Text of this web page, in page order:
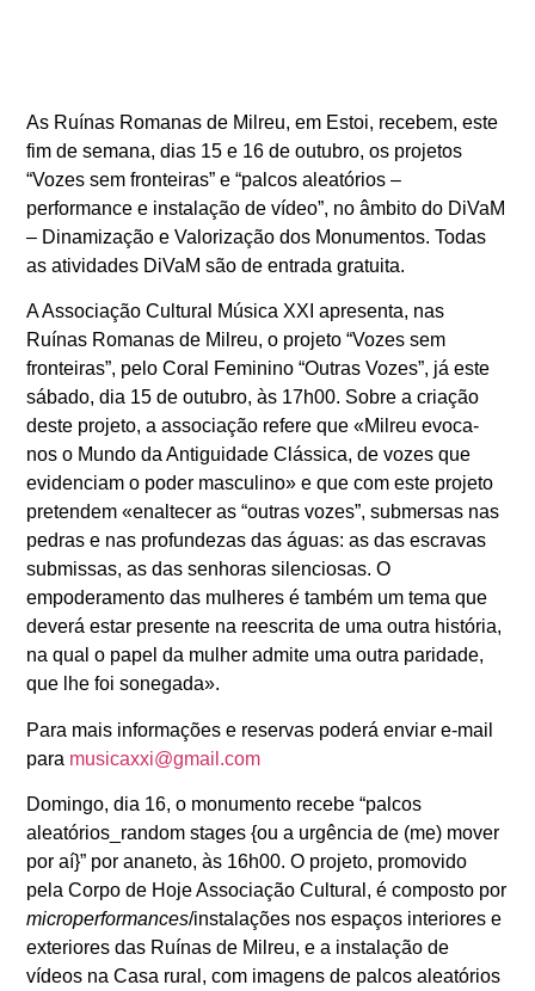
As Ruínas Romanas de Milreu, em Estoi, recebem, este
fim de semana, dias 15 e 16 de outubro, os projetos
“Vozes sem fronteiras” e “palcos aleatórios –
performance e instalação de vídeo”, no âmbito do DiVaM
– Dinamização e Valorização dos Monumentos. Todas
as atividades DiVaM são de entrada gratuita.
A Associação Cultural Música XXI apresenta, nas
Ruínas Romanas de Milreu, o projeto “Vozes sem
fronteiras”, pelo Coral Feminino “Outras Vozes”, já este
sábado, dia 15 de outubro, às 17h00. Sobre a criação
deste projeto, a associação refere que «Milreu evoca-
nos o Mundo da Antiguidade Clássica, de vozes que
evidenciam o poder masculino» e que com este projeto
pretendem «enaltecer as “outras vozes”, submersas nas
pedras e nas profundezas das águas: as das escravas
submissas, as das senhoras silenciosas. O
empoderamento das mulheres é também um tema que
deverá estar presente na reescrita de uma outra história,
na qual o papel da mulher admite uma outra paridade,
que lhe foi sonegada».
Para mais informações e reservas poderá enviar e-mail
para musicaxxi@gmail.com
Domingo, dia 16, o monumento recebe “palcos
aleatórios_random stages {ou a urgência de (me) mover
por aí}” por ananeto, às 16h00. O projeto, promovido
pela Corpo de Hoje Associação Cultural, é composto por
microperformances/instalações nos espaços interiores e
exteriores das Ruínas de Milreu, e a instalação de
vídeos na Casa rural, com imagens de palcos aleatórios